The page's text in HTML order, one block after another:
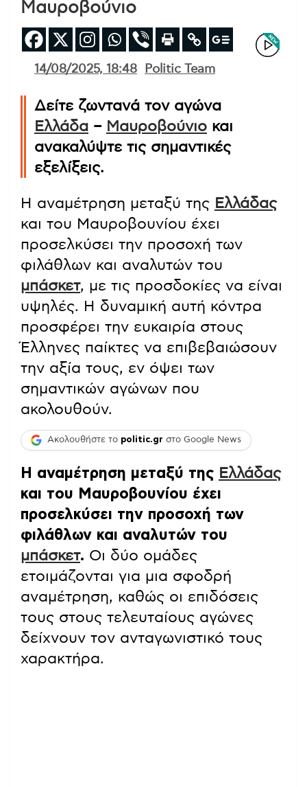
Μαυροβούνιο
14/08/2025, 18:48 Politic Team
Δείτε ζωντανά τον αγώνα
Ελλάδα – Μαυροβούνιο και
ανακαλύψτε τις σημαντικές
εξελίξεις.
Η αναμέτρηση μεταξύ της Ελλάδας
και του Μαυροβουνίου έχει
προσελκύσει την προσοχή των
φιλάθλων και αναλυτών του
μπάσκετ, με τις προσδοκίες να είναι
υψηλές. Η δυναμική αυτή κόντρα
προσφέρει την ευκαιρία στους
Έλληνες παίκτες να επιβεβαιώσουν
την αξία τους, εν όψει των
σημαντικών αγώνων που
ακολουθούν.
Ακολουθήστε το politic.gr στο Google News
Η αναμέτρηση μεταξύ της Ελλάδας
και του Μαυροβουνίου έχει
προσελκύσει την προσοχή των
φιλάθλων και αναλυτών του
μπάσκετ. Οι δύο ομάδες
ετοιμάζονται για μια σφοδρή
αναμέτρηση, καθώς οι επιδόσεις
τους στους τελευταίους αγώνες
δείχνουν τον ανταγωνιστικό τους
χαρακτήρα.